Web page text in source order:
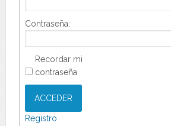
Contraseña:
Recordar mi
contraseña
ACCEDER
Registro